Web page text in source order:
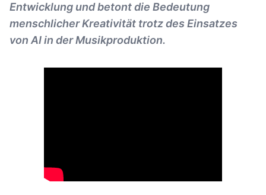
Entwicklung und betont die Bedeutung
menschlicher Kreativität trotz des Einsatzes
von AI in der Musikproduktion.